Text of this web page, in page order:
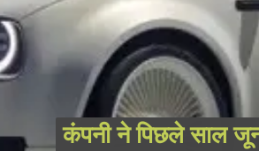
कंपनी ने पिछले साल
कंपनी ने पिछले साल